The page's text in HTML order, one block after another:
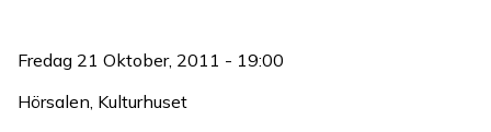
Fredag 21 Oktober, 2011 - 19:00
Hörsalen, Kulturhuset